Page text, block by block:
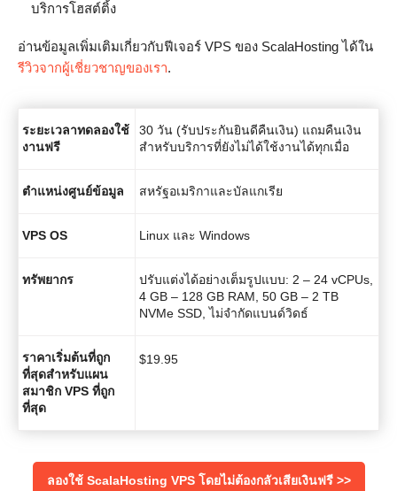
บริการโฮสต์ติ้ง
อ่านข้อมูลเพิ่มเติมเกี่ยวกับฟีเจอร์ VPS ของ ScalaHosting ได้ใน
รีวิวจากผู้เชี่ยวชาญของเรา.
ระยะเวลาทดลองใช้
งานฟรี
30 วัน (รับประกันยินดีคืนเงิน) แถมคืนเงิน
สำหรับบริการที่ยังไม่ได้ใช้งานได้ทุกเมื่อ
ตำแหน่งศูนย์ข้อมูล สหรัฐอเมริกาและบัลแกเรีย
VPS OS Linux และ Windows
ทรัพยากร
ปรับแต่งได้อย่างเต็มรูปแบบ: 2 – 24 vCPUs,
4 GB – 128 GB RAM, 50 GB – 2 TB
NVMe SSD, ไม่จำกัดแบนด์วิดธ์
ราคาเริ่มต้นที่ถูก
ที่สุดสำหรับแผน
สมาชิก VPS ที่ถูก
ที่สุด
$19.95
ลองใช้ ScalaHosting VPS โดยไม่ต้องกลัวเสียเงินฟรี >>